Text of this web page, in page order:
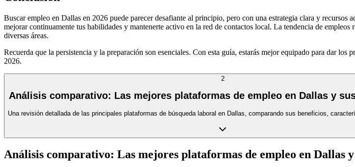
Buscar empleo en Dallas en 2026 puede parecer desafiante al principio, pero con una estrategia clara y recursos
mejorar continuamente tus habilidades y mantenerte activo en la red de contactos local. La tendencia de
diversas áreas.
Recuerda que la persistencia y la preparación son esenciales. Con esta guía, estarás mejor equipado para dar
2026.
2
Análisis comparativo: Las mejores plataformas de empleo en Dallas y
Una revisión detallada de las principales plataformas de búsqueda laboral en Dallas, comparando sus beneficios,
Análisis comparativo: Las mejores plataformas de empleo en Dallas y